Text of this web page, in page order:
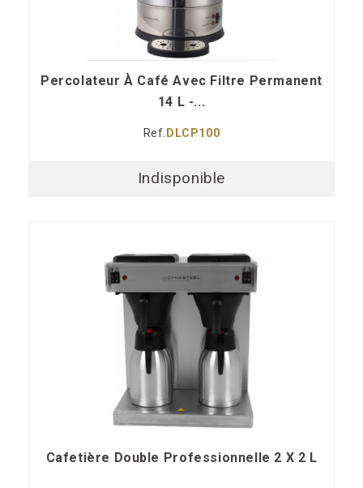
Percolateur À Café Avec Filtre Permanent
14 L -...
Ref. DLCP100
Indisponible
Cafetière Double Professionnelle 2 X 2 L